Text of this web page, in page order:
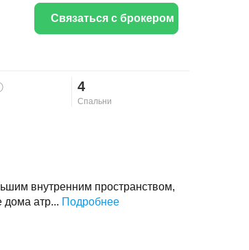
4
Спальни
внутренним пространством,
дома атр... Подробнее
Связаться с брокером